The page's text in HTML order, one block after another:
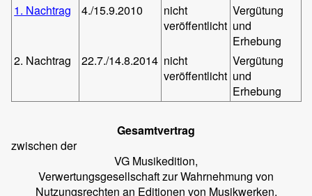
1. Nachtrag
4./15.9.2010
nicht
veröffentlicht
Vergütung
und
Erhebung
2. Nachtrag
22.7./14.8.2014 nicht
veröffentlicht
Vergütung
und
Erhebung
Gesamtvertrag
zwischen der
VG Musikedition,
Verwertungsgesellschaft zur Wahrnehmung von
Nutzungsrechten an Editionen von Musikwerken,